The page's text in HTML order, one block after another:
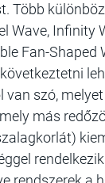
Több
Wave, Infinity
Fan-Shaped
van szó,
más